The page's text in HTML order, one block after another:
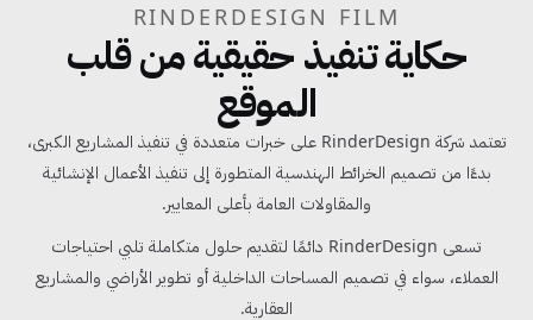
RINDERDESIGN FILM
حكاية تنفيذ حقيقية من قلب
الموقع
تعتمد شركة RinderDesign على خبرات متعددة في تنفيذ المشاريع الكبرى،
بدءًا من تصميم الخرائط الهندسية المتطورة إلى تنفيذ الأعمال الإنشائية
والمقاولات العامة بأعلى المعايير.
تسعى RinderDesign دائمًا لتقديم حلول متكاملة تلبي احتياجات
العملاء، سواء في تصميم المساحات الداخلية أو تطوير الأراضي والمشاريع
العقارية.